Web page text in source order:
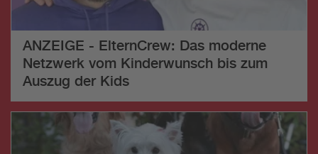
ANZEIGE - ElternCrew: Das moderne
Netzwerk vom Kinderwunsch bis zum
Auszug der Kids